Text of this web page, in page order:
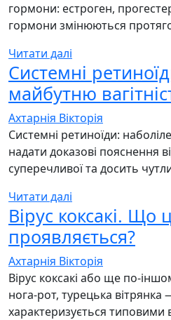
гормони: естроген,
гормони змінюються
Читати далі
Системні
майбутню
Ахтарнія Вікторія
Системні ретиноїди:
надати доказові пояснення
суперечливої та досить
Читати далі
Вірус коксакі. Що
проявляється?
Ахтарнія Вікторія
Вірус коксакі або ще по-
нога-рот, турецька
характеризується типовими